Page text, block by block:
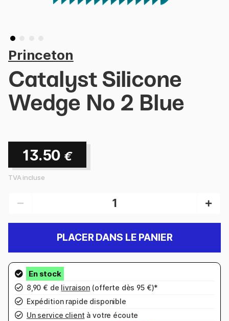
Princeton
Catalyst Silicone
Wedge No 2 Blue
13.50 €
TVA incluse
PLACER DANS LE PANIER
8,90 € de livraison (offerte dès 95 €)*
Expédition rapide disponible
Un service client à votre écoute